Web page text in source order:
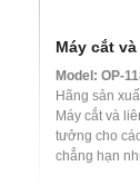
Máy cắt
Model: OP-
Hãng sản
Máy cắt và
tưởng cho
chẳng hạn